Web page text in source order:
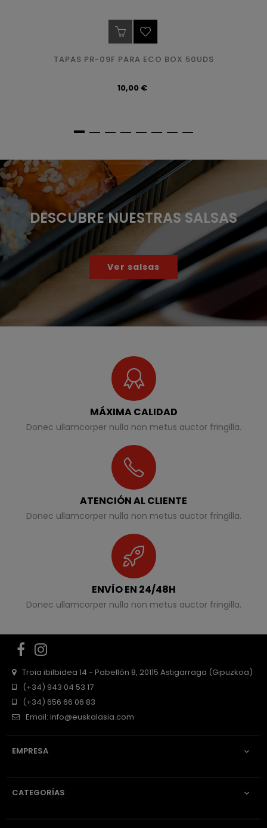
TAPAS PR-09F PARA ECO BOX 50UDS
Precio
10,00 €
DESCUBRE NUESTRAS SALSAS
Ver salsas
MÁXIMA CALIDAD
Donec ullamcorper nulla non metus auctor fringilla.
ATENCIÓN AL CLIENTE
Donec ullamcorper nulla non metus auctor fringilla.
ENVÍO EN 24/48H
Donec ullamcorper nulla non metus auctor fringilla.
Facebook
Troia ibilbidea 14 - Pabellón 8, 20115 Astigarraga (Gipuzkoa)
(+34) 943 04 53 17
(+34) 656 66 06 83
Email: info@euskalasia.com
EMPRESA 
CATEGORÍAS 